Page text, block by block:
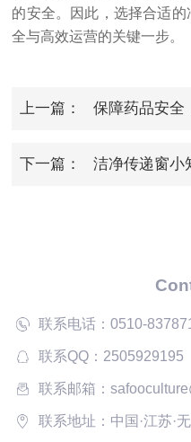
的安全。因此，选择合适
全与高效运营的关键一步。
上一篇： 保障药品安全
下一篇： 洁净传递窗小
联系电话：0510-
联系QQ：2505929195
联系邮箱：
联系地址：中国·江苏·